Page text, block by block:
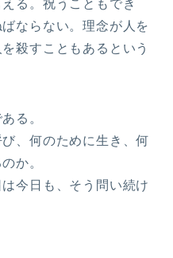
る。祝うこともでき
ならない。理念が人を
殺すこともあるという
る。
、何のために生き、何
か。
今日も、そう問い続け